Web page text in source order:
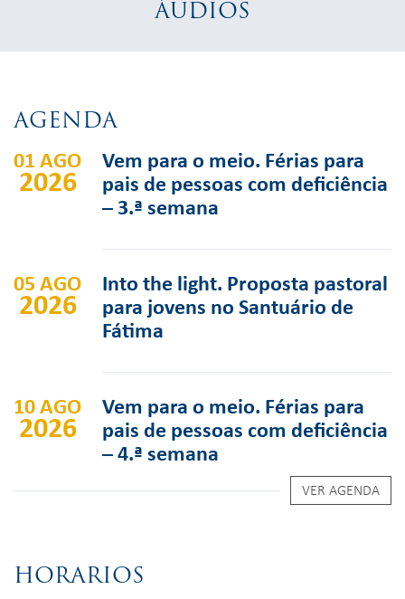
ÁUDIOS
AGENDA
01 AGO
2026
Vem para o meio. Férias para
pais de pessoas com deficiência
– 3.ª semana
05 AGO
2026
Into the light. Proposta pastoral
para jovens no Santuário de
Fátima
10 AGO
2026
Vem para o meio. Férias para
pais de pessoas com deficiência
– 4.ª semana
VER AGENDA
HORARIOS